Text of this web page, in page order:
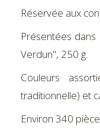
Réservée aux
Présentées
Verdun", 250 g.
Couleurs
traditionnelle) et
Environ 340